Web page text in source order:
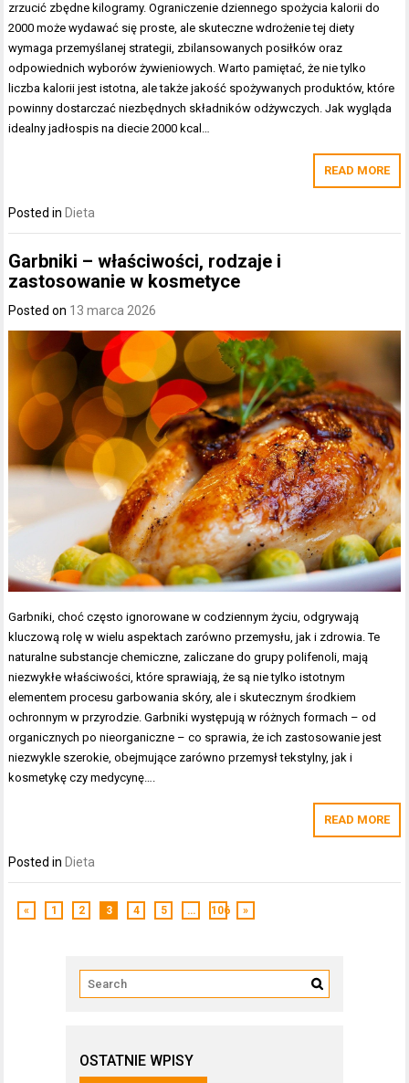
zrzucić zbędne kilogramy. Ograniczenie dziennego spożycia kalorii do
2000 może wydawać się proste, ale skuteczne wdrożenie tej diety
wymaga przemyślanej strategii, zbilansowanych posiłków oraz
odpowiednich wyborów żywieniowych. Warto pamiętać, że nie tylko
liczba kalorii jest istotna, ale także jakość spożywanych produktów, które
powinny dostarczać niezbędnych składników odżywczych. Jak wygląda
idealny jadłospis na diecie 2000 kcal…
READ MORE
Posted in Dieta
Garbniki – właściwości, rodzaje i
zastosowanie w kosmetyce
Posted on 13 marca 2026
Garbniki, choć często ignorowane w codziennym życiu, odgrywają
kluczową rolę w wielu aspektach zarówno przemysłu, jak i zdrowia. Te
naturalne substancje chemiczne, zaliczane do grupy polifenoli, mają
niezwykłe właściwości, które sprawiają, że są nie tylko istotnym
elementem procesu garbowania skóry, ale i skutecznym środkiem
ochronnym w przyrodzie. Garbniki występują w różnych formach – od
organicznych po nieorganiczne – co sprawia, że ich zastosowanie jest
niezwykle szerokie, obejmujące zarówno przemysł tekstylny, jak i
kosmetykę czy medycynę….
READ MORE
Posted in Dieta
« 1 2 3 4 5 … 106 »
OSTATNIE WPISY